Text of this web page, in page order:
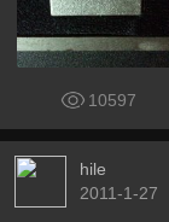
10597
hile
2011-1-27